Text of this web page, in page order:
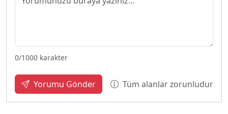
0/1000 karakter
Yorumu Gönder Tüm alanlar zorunludur